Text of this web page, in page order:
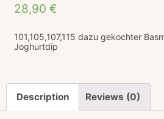
28,90€
101,105,107,115 dazu gekochter
Joghurtdip
Description Reviews (0)